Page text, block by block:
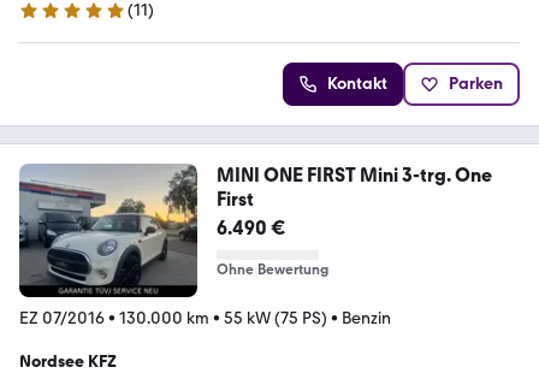
5 Sterne
(11)
Kontakt Parken
MINI ONE FIRST Mini 3-trg. One
First
6.490 €
Ohne Bewertung
EZ 07/2016• 130.000 km • 55 kW (75 PS) • Benzin
Nordsee KFZ